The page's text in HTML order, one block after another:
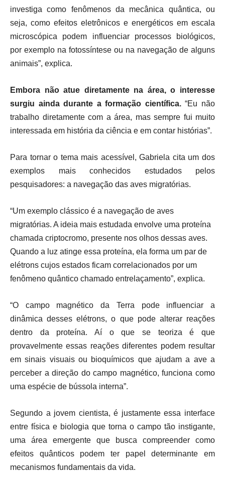
investiga como fenômenos da mecânica quântica, ou
seja, como efeitos eletrônicos e energéticos em escala
microscópica podem influenciar processos biológicos,
por exemplo na fotossíntese ou na navegação de alguns
animais”, explica.
Embora não atue diretamente na área, o interesse
surgiu ainda durante a formação científica.“Eu não
trabalho diretamente com a área, mas sempre fui muito
interessada em história da ciência e em contar histórias”.
Para tornar o tema mais acessível, Gabriela cita um dos
exemplos mais conhecidos estudados pelos
pesquisadores: a navegação das aves migratórias.
“Um exemplo clássico é a navegação de aves
migratórias. A ideia mais estudada envolve uma proteína
chamada criptocromo, presente nos olhos dessas aves.
Quando a luz atinge essa proteína, ela forma um par de
elétrons cujos estados ficam correlacionados por um
fenômeno quântico chamado entrelaçamento”, explica.
“O campo magnético da Terra pode influenciar a
dinâmica desses elétrons, o que pode alterar reações
dentro da proteína. Aí o que se teoriza é que
provavelmente essas reações diferentes podem resultar
em sinais visuais ou bioquímicos que ajudam a ave a
perceber a direção do campo magnético, funciona como
uma espécie de bússola interna”.
Segundo a jovem cientista, é justamente essa interface
entre física e biologia que torna o campo tão instigante,
uma área emergente que busca compreender como
efeitos quânticos podem ter papel determinante em
mecanismos fundamentais da vida.